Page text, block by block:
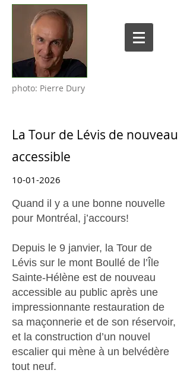
photo: Pierre Dury
La Tour de Lévis de nouveau
accessible
10-01-2026
Quand il y a une bonne nouvelle
pour Montréal, j’accours!
Depuis le 9 janvier, la Tour de
Lévis sur le mont Boullé de l’Île
Sainte-Hélène est de nouveau
accessible au public après une
impressionnante restauration de
sa maçonnerie et de son réservoir,
et la construction d’un nouvel
escalier qui mène à un belvédère
tout neuf.